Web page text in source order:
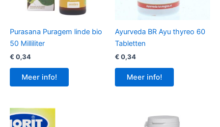
Purasana Puragem linde bio
50 Milliliter
€ 0,34
Meer info!
Ayurveda BR Ayu thyreo 60
Tabletten
€ 0,34
Meer info!